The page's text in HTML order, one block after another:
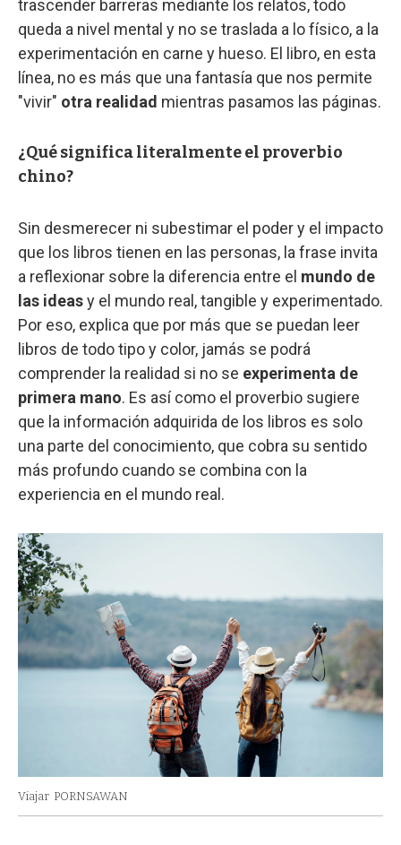
trascender barreras mediante los relatos, todo
queda a nivel mental y no se traslada a lo físico, a la
experimentación en carne y hueso. El libro, en esta
línea, no es más que una fantasía que nos permite
"vivir" otra realidad mientras pasamos las páginas.
¿Qué significa literalmente el proverbio
chino?
Sin desmerecer ni subestimar el poder y el impacto
que los libros tienen en las personas, la frase invita
a reflexionar sobre la diferencia entre el mundo de
las ideasy el mundo real, tangible y experimentado.
Por eso, explica que por más que se puedan leer
libros de todo tipo y color, jamás se podrá
comprender la realidad si no se experimenta de
primera mano. Es así como el proverbio sugiere
que la información adquirida de los libros es solo
una parte del conocimiento, que cobra su sentido
más profundo cuando se combina con la
experiencia en el mundo real.
Viajar PORNSAWAN